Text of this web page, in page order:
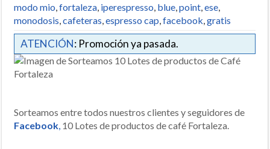
modo mio,fortaleza, iperespresso, blue,point,ese,
monodosis,cafeteras,espresso cap,facebook,gratis
ATENCIÓN: Promoción ya pasada.
Sorteamos entre todos nuestros clientes y seguidores de
Facebook, 10 Lotes de productos de café Fortaleza.